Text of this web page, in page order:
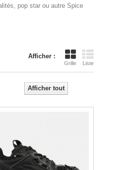
pop star ou autre Spice
Afficher :
Grille Liste
Afficher tout